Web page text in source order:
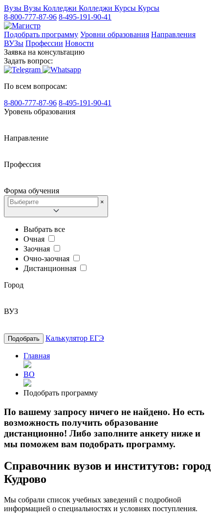
Вузы Вузы Колледжи Колледжи Курсы Курсы
8-800-777-87-96 8-495-191-90-41
Подобрать программу Уровни образования Направления
ВУЗы Профессии Новости
Заявка на консультацию
Задать вопрос:
По всем вопросам:
8-800-777-87-96 8-495-191-90-41
Уровень образования
Направление
Профессия
Форма обучения
×
Выбрать все
Очная
Заочная
Очно-заочная
Дистанционная
Город
ВУЗ
Подобрать Калькулятор ЕГЭ
Главная
ВО
Подобрать программу
По вашему запросу ничего не найдено. Но есть
возможность получить образование
дистанционно! Либо заполните анкету ниже и
мы поможем вам подобрать программу.
Справочник вузов и институтов: город
Кудрово
Мы собрали список учебных заведений с подробной
информацией о специальностях и условиях поступления.